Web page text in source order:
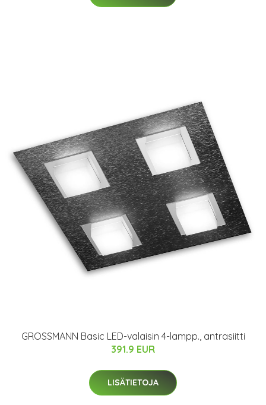
GROSSMANN Basic LED-valaisin 4-lampp., antrasiitti
391.9 EUR
LISÄTIETOJA